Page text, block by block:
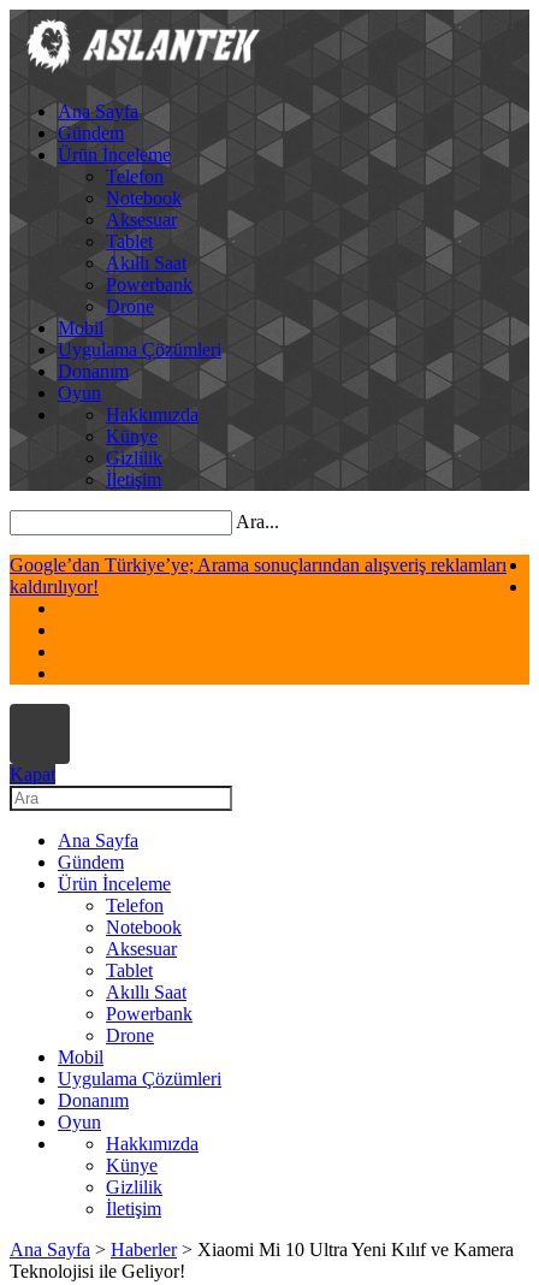
Ana Sayfa
Gündem
Ürün İnceleme
Telefon
Notebook
Aksesuar
Tablet
Akıllı Saat
Powerbank
Drone
Mobil
Uygulama Çözümleri
Donanım
Oyun
Hakkımızda
Künye
Gizlilik
İletişim
Ara...
Google’dan Türkiye’ye; Arama sonuçlarından alışveriş reklamları
kaldırılıyor!
Kapat
Ana Sayfa
Gündem
Ürün İnceleme
Telefon
Notebook
Aksesuar
Tablet
Akıllı Saat
Powerbank
Drone
Mobil
Uygulama Çözümleri
Donanım
Oyun
Hakkımızda
Künye
Gizlilik
İletişim
Ana Sayfa > Haberler > Xiaomi Mi 10 Ultra Yeni Kılıf ve Kamera
Teknolojisi ile Geliyor!